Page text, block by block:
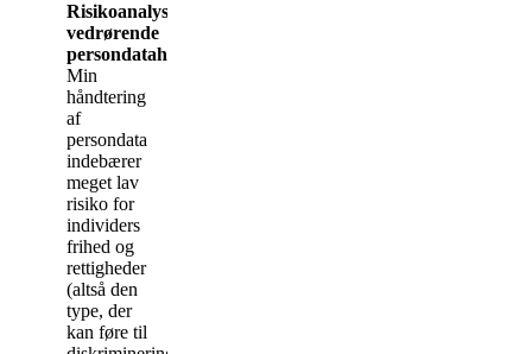
Risikoanalyse
vedrørende
persondatahåndtering
Min
håndtering
af
persondata
indebærer
meget lav
risiko for
individers
frihed og
rettigheder
(altså den
type, der
kan føre til